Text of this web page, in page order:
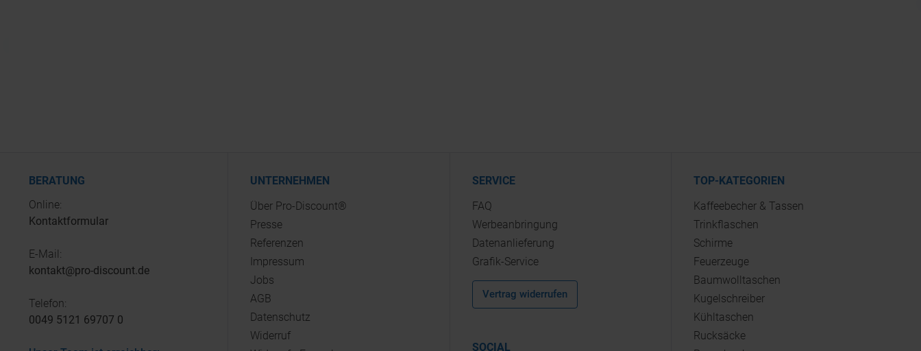
BERATUNG
Online:
Kontaktformular
E-Mail:
kontakt@pro-discount.de
Telefon:
0049 5121 69707 0
UNTERNEHMEN
Über Pro-Discount®
Presse
Referenzen
Impressum
Jobs
AGB
Datenschutz
Widerruf
SERVICE
FAQ
Werbeanbringung
Datenanlieferung
Grafik-Service
Vertrag widerrufen
SOCIAL
TOP-KATEGORIEN
Kaffeebecher & Tassen
Trinkflaschen
Schirme
Feuerzeuge
Baumwolltaschen
Kugelschreiber
Kühltaschen
Rucksäcke